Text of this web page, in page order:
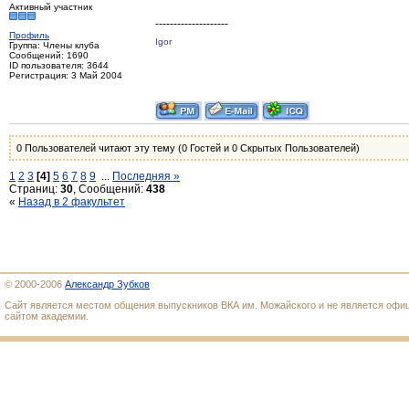
Активный участник
Профиль
Группа: Члены клуба
Сообщений: 1690
ID пользователя: 3644
Регистрация: 3 Май 2004
--------------------
Igor
0 Пользователей читают эту тему (0 Гостей и 0 Скрытых Пользователей)
1 2 3 [4] 5 6 7 8 9 ... Последняя »
Страниц: 30, Сообщений: 438
« Назад в 2 факультет
© 2000-2006 Александр Зубков
Сайт является местом общения выпускников ВКА им. Можайского и не является
сайтом академии.